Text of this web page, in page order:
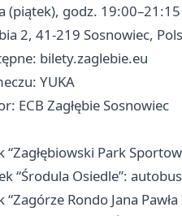
(piątek), godz. 19:00–21:15
2, 41-219 Sosnowiec,
bilety.zaglebie.eu
YUKA
ECB Zagłębie Sosnowiec
“Zagłębiowski Park
“Środula Osiedle”:
“Zagórze Rondo Jana